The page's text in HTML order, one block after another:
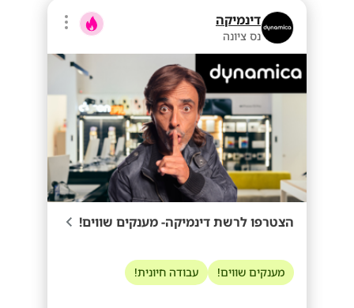
דינמיקה
נס ציונה
הצטרפו לרשת דינמיקה- מענקים שווים!
מענקים שווים! עבודה חיונית!